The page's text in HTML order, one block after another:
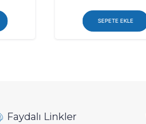
SEPETE EKLE
Faydalı Linkler